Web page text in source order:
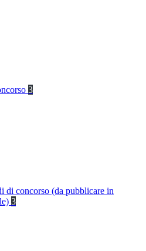
3
di concorso (da pubblicare in
3